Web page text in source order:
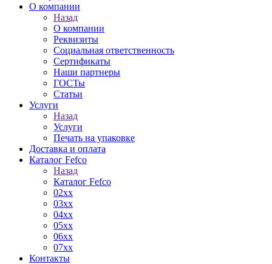
О компании
Назад
О компании
Реквизиты
Социальная ответственность
Сертификаты
Наши партнеры
ГОСТы
Статьи
Услуги
Назад
Услуги
Печать на упаковке
Доставка и оплата
Каталог Fefco
Назад
Каталог Fefco
02xx
03xx
04xx
05xx
06xx
07xx
Контакты